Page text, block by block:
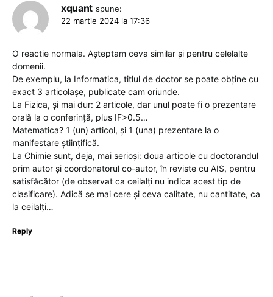
xquant spune:
22 martie 2024 la 17:36
O reactie normala. Așteptam ceva similar și pentru celelalte
domenii.
De exemplu, la Informatica, titlul de doctor se poate obține cu
exact 3 articolașe, publicate cam oriunde.
La Fizica, și mai dur: 2 articole, dar unul poate fi o prezentare
orală la o conferință, plus IF>0.5…
Matematica? 1 (un) articol, și 1 (una) prezentare la o
manifestare științifică.
La Chimie sunt, deja, mai serioși: doua articole cu doctorandul
prim autor și coordonatorul co-autor, în reviste cu AIS, pentru
satisfăcător (de observat ca ceilalți nu indica acest tip de
clasificare). Adică se mai cere și ceva calitate, nu cantitate, ca
la ceilalți…
Reply